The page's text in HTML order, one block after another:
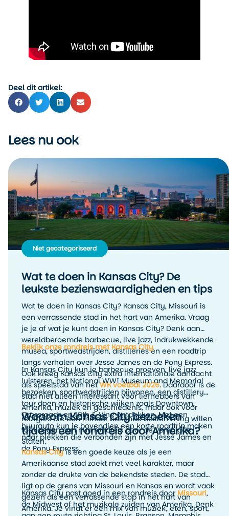
Deel dit artikel:
Lees nu ook
Niet gecategoriseerd
Wat te doen in Kansas City? De
leukste bezienswaardigheden en tips
Wat te doen in Kansas City? Kansas City, Missouri is
een verrassende stad in het hart van Amerika. Vraag
je je af wat je kunt doen in Kansas City? Denk aan
wereldberoemde barbecue, live jazz, indrukwekkende
musea, sportwedstrijden, distilleries en een roadtrip
langs verhalen over Jesse James en de Pony Express.
Ook kreeg Kansas City extra internationale aandacht
als speelstad van hetWK voetbal 2026. Daardoor is de
stad niet alleen interessant voor liefhebbers van
Amerika, muziek en geschiedenis, maar ook voor
reizigers die een minder bekende bestemming willen
toevoegen aan hun rondreis door de Verenigde
Staten.
Bekijk onze rondreis met Kansas City
In Kansas City kun je barbecue proeven, live jazz
luisteren, het National WWI Museum and Memorial
bezoeken, sportwedstrijden bijwonen, een distillery
tour doen en historische wijken zoals Downtown,
Crossroads en 18th & Vine ontdekken. Met een
huurauto kun je bovendien een korte roadtrip maken
naar plekken die verbonden zijn met Jesse James en
de Pony Express.
Waarom Kansas City bezoeken
tijdens een rondreis door Amerika?
Kansas Cityis een goede keuze als je een
Amerikaanse stad zoekt met veel karakter, maar
zonder de drukte van de bekendste steden. De stad
ligt op de grens van Missouri en Kansas en wordt vaak
gezien als een verrassende stop in het hart van
Amerika. Je vindt er een mix van muziek, eten, sport,
Kansas City past goed in een rondreis door Missouri,
de Midwest of het muzikale zuiden van Amerika. Denk